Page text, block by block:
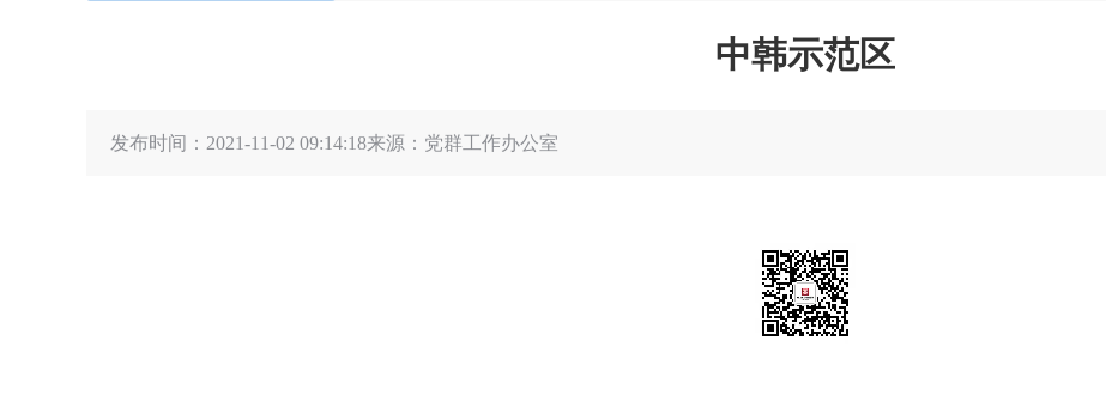
中韩示范区
发布时间：2021-11-02 09:14:18来源： 党群工作办公室